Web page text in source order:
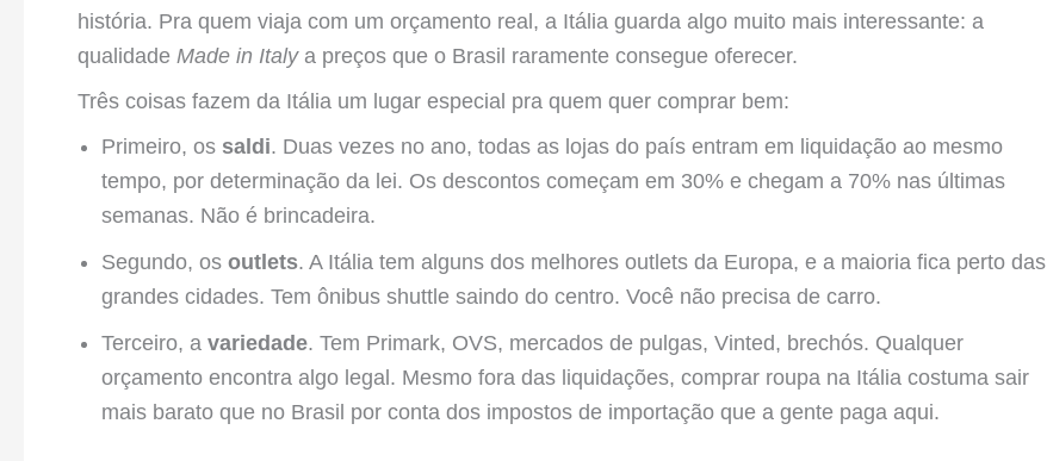
história. Pra quem viaja com um orçamento real, a Itália guarda algo muito mais interessante: a
qualidade Made in Italya preços que o Brasil raramente consegue oferecer.
Três coisas fazem da Itália um lugar especial pra quem quer comprar bem:
Primeiro, os saldi. Duas vezes no ano, todas as lojas do país entram em liquidação ao mesmo
tempo, por determinação da lei. Os descontos começam em 30% e chegam a 70% nas últimas
semanas. Não é brincadeira.
Segundo, os outlets. A Itália tem alguns dos melhores outlets da Europa, e a maioria fica perto das
grandes cidades. Tem ônibus shuttle saindo do centro. Você não precisa de carro.
Terceiro, a variedade. Tem Primark, OVS, mercados de pulgas, Vinted, brechós. Qualquer
orçamento encontra algo legal. Mesmo fora das liquidações, comprar roupa na Itália costuma sair
mais barato que no Brasil por conta dos impostos de importação que a gente paga aqui.